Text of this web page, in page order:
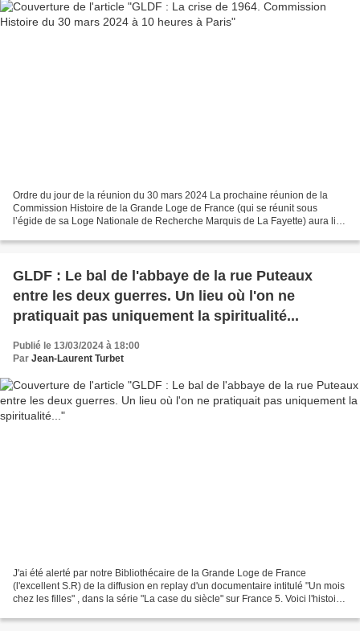
Ordre du jour de la réunion du 30 mars 2024 La prochaine réunion de la
Commission Histoire de la Grande Loge de France (qui se réunit sous
l’égide de sa Loge Nationale de Recherche Marquis de La Fayette) aura lieu
GLDF : Le bal de l'abbaye de la rue Puteaux
entre les deux guerres. Un lieu où l'on ne
pratiquait pas uniquement la spiritualité...
Publié le 13/03/2024 à 18:00
Par Jean-Laurent Turbet
J'ai été alerté par notre Bibliothécaire de la Grande Loge de France
(l'excellent S.R) de la diffusion en replay d'un documentaire intitulé "Un mois
chez les filles" , dans la série "La case du siècle" sur France 5. Voici l'histoire